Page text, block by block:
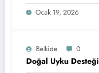
Ocak 19, 2026
Belkide 0
Doğal Uyku Desteği